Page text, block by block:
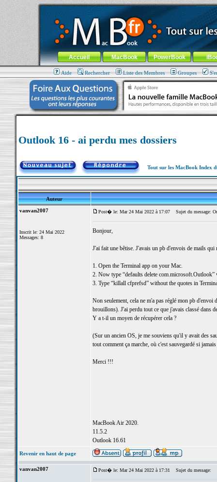
MacBook-fr.com : 100% Apple... 100% nomade !
Aller au contenu-Aller au menu général-Aller au menu de
Menu général
Accueil MacBook PowerBook
Aide Rechercher Liste des Membres Groupes
Outlook 16 - ai perdu mes dossiers
Tout sur les MacBook Index
Auteur
vanvan2007
Inscrit le: 24 Mai 2022
Messages: 8
Post� le: Mar 24 Mai 2022 à 17:07 Sujet du message:
Bonjour,
J'ai fait une bêtise. J'avais un pb d'envois de mails
1. Open the Terminal app on your Mac.
2. Now type “defaults delete
3. Type “killall cfprefsd” without the quotes in
Non seulement, cela ne m'a pas réglé mon pb
brouillons). J'ai perdu tout ce que j'avais classé dans
Y a t-il un moyen de récupérer cela ?
(Sur un ancien OS, je me souviens qu'il y avait des
tout comment ça marche, où c'est sauvegardé si
Merci !!!
MacBook Air 2020.
11.5.2
Outlook 16.61
Revenir en haut de page
vanvan2007 Post� le: Mar 24 Mai 2022 à 17:31 Sujet du message: